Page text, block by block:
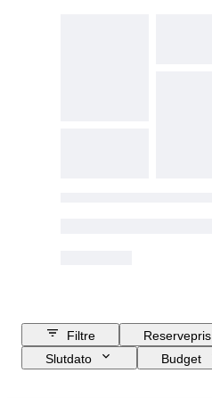
Filtre Reservepris
Slutdato
Budget